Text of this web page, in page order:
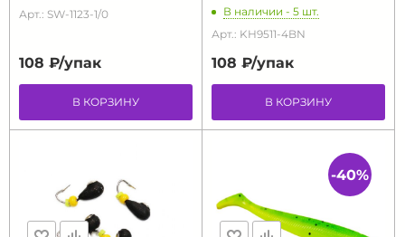
Арт.: SW-1123-1/0
108 ₽/упак
В КОРЗИНУ
В наличии - 5 шт.
Арт.: KH9511-4BN
108 ₽/упак
В КОРЗИНУ
-40%